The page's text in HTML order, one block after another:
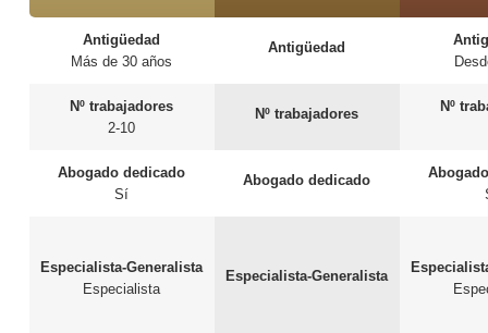
Antigüedad
Más de 30 años
Nº trabajadores
2-10
Abogado dedicado
Sí
Especialista-Generalista
Especialista
Antigüedad
Nº trabajadores
Abogado dedicado
Especialista-Generalista
Nº